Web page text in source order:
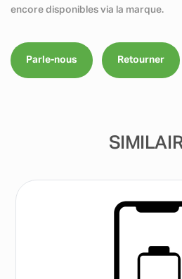
encore disponibles via la marque.
Parle-nous Retourner